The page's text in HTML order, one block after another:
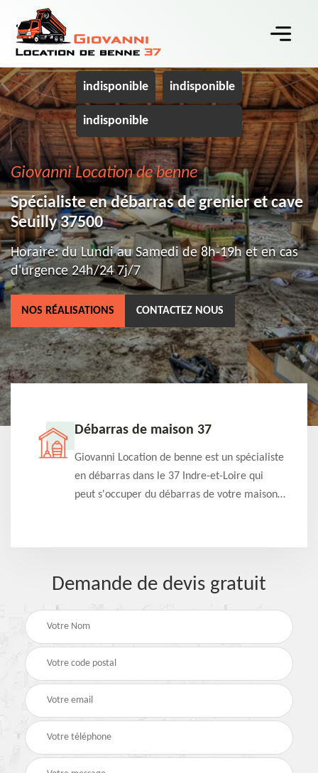
indisponible indisponible
indisponible
Giovanni Location de benne
Spécialiste en débarras de grenier et cave
Seuilly 37500
Horaire: du Lundi au Samedi de 8h-19h et en cas
d'urgence 24h/24 7j/7
NOS RÉALISATIONS CONTACTEZ NOUS
Débarras de maison 37
Giovanni Location de benne est un spécialiste
en débarras dans le 37 Indre-et-Loire qui
peut s'occuper du débarras de votre maison
Demande de devis gratuit